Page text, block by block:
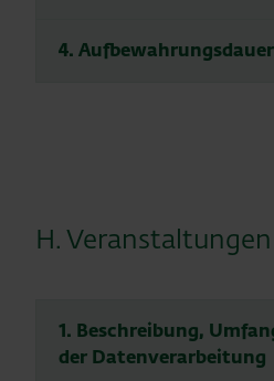
4. Aufbewahrungsdauer
H. Veranstaltungen
1. Beschreibung,
der Datenverarbeitung